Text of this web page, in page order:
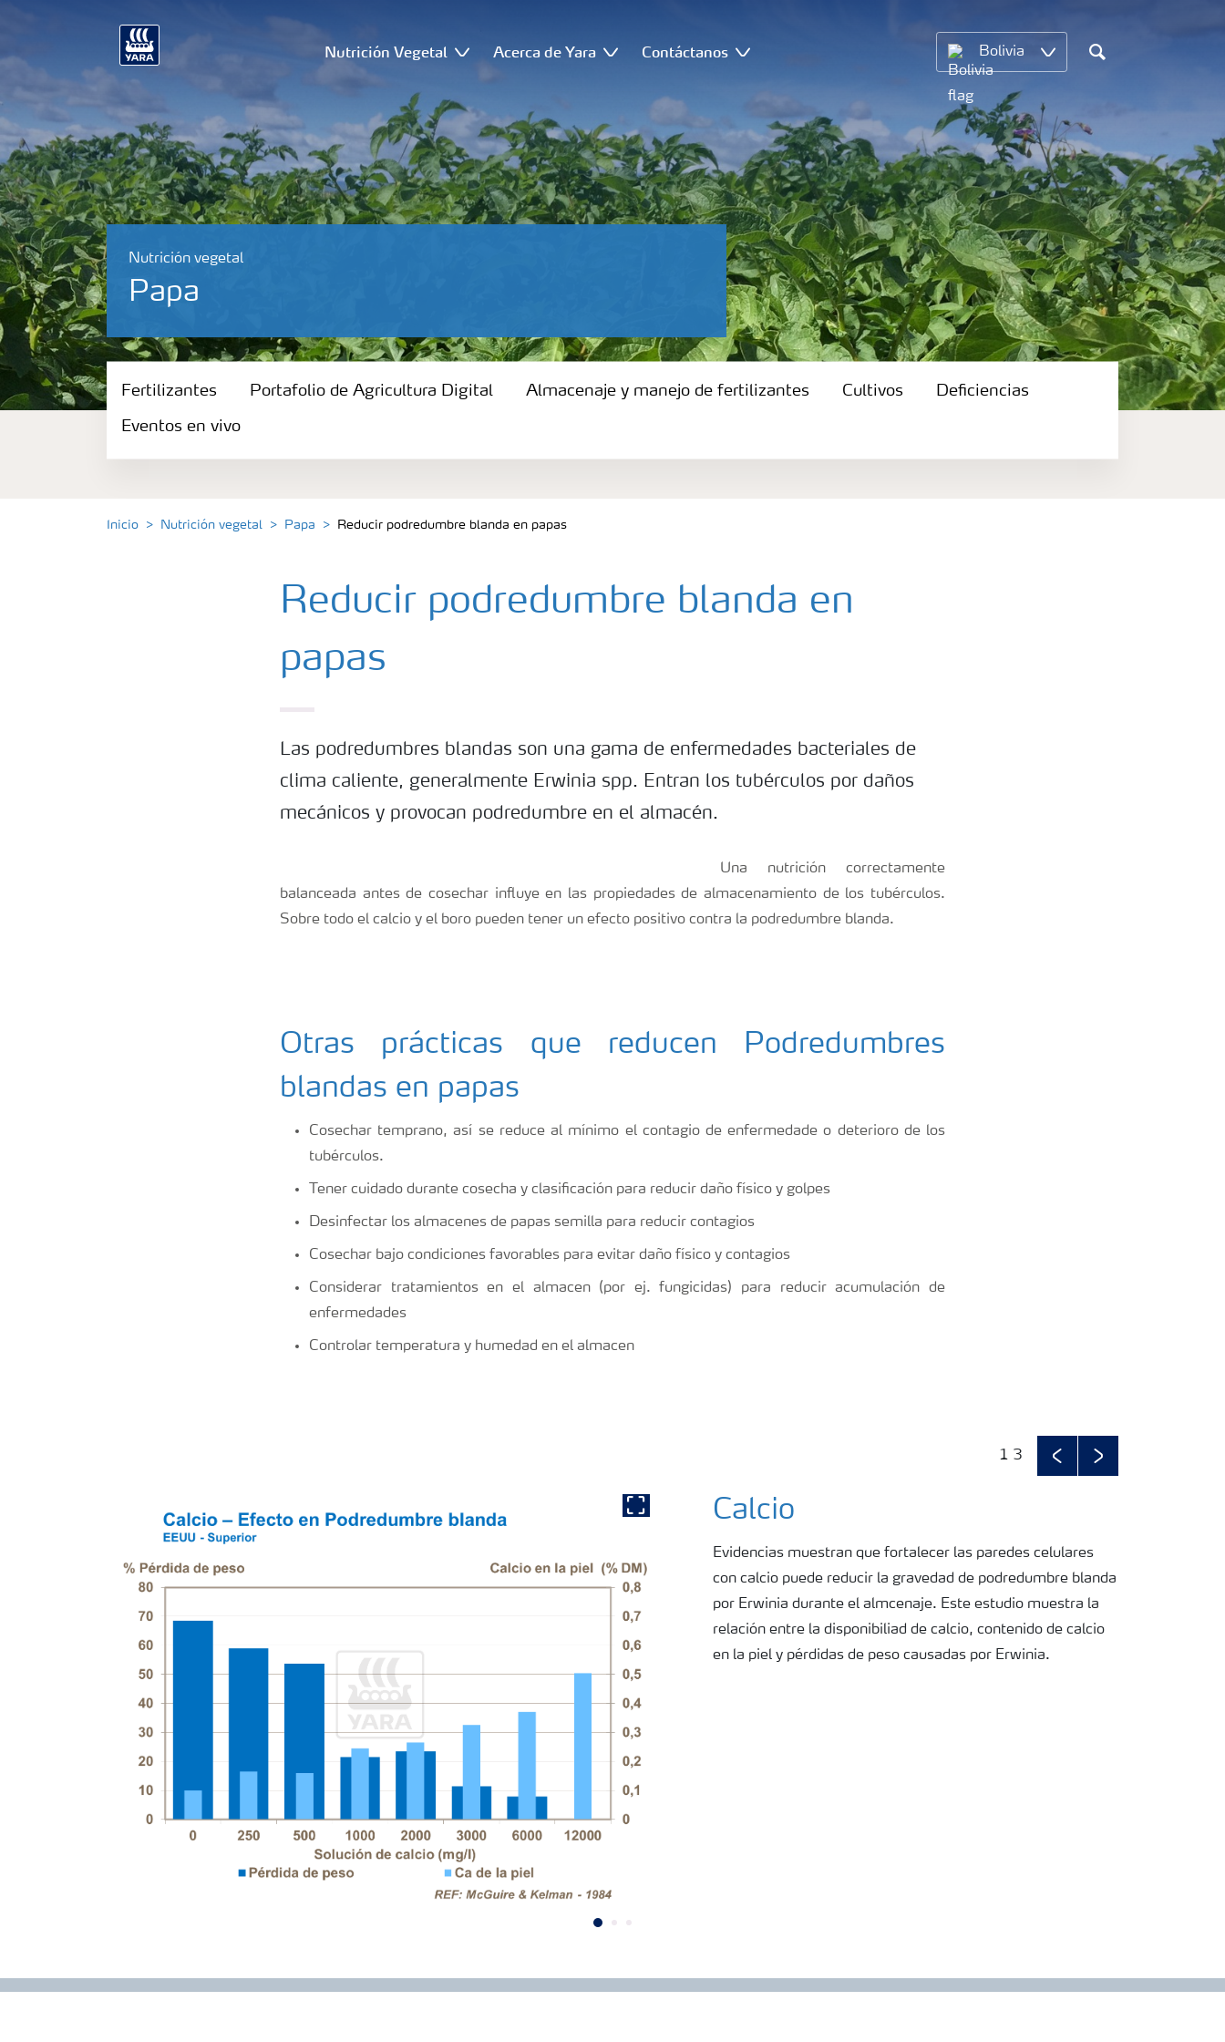
Nutrición Vegetal Acerca de Yara Contáctanos Bolivia
Search
Nutrición vegetal
Papa
Fertilizantes
Portafolio de Agricultura Digital
Fertilizantes Portafolio de Agricultura Digital Almacenaje y manejo de fertilizantes Cultivos Deficiencias
Eventos en vivo
Inicio Nutrición vegetal Papa Reducir podredumbre blanda en papas
Reducir podredumbre blanda en
papas
Las podredumbres blandas son una gama de enfermedades bacteriales de
clima caliente, generalmente Erwinia spp. Entran los tubérculos por daños
mecánicos y provocan podredumbre en el almacén.
Una nutrición correctamente
balanceada antes de cosechar influye en las propiedades de almacenamiento de los tubérculos.
Sobre todo el calcio y el boro pueden tener un efecto positivo contra la podredumbre blanda.
Otras prácticas que reducen Podredumbres
blandas en papas
Cosechar temprano, así se reduce al mínimo el contagio de enfermedade o deterioro de los
tubérculos.
Tener cuidado durante cosecha y clasificación para reducir daño físico y golpes
Desinfectar los almacenes de papas semilla para reducir contagios
Cosechar bajo condiciones favorables para evitar daño físico y contagios
Considerar tratamientos en el almacen (por ej. fungicidas) para reducir acumulación de
enfermedades
Controlar temperatura y humedad en el almacen
1 3
PreviousNext
Show full imageCalcio
Evidencias muestran que fortalecer las paredes celulares
con calcio puede reducir la gravedad de podredumbre blanda
por Erwinia durante el almcenaje. Este estudio muestra la
relación entre la disponibiliad de calcio, contenido de calcio
en la piel y pérdidas de peso causadas por Erwinia.